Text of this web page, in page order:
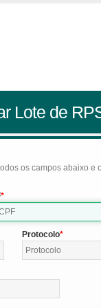
Lote de
os campos abaixo e
Protocolo